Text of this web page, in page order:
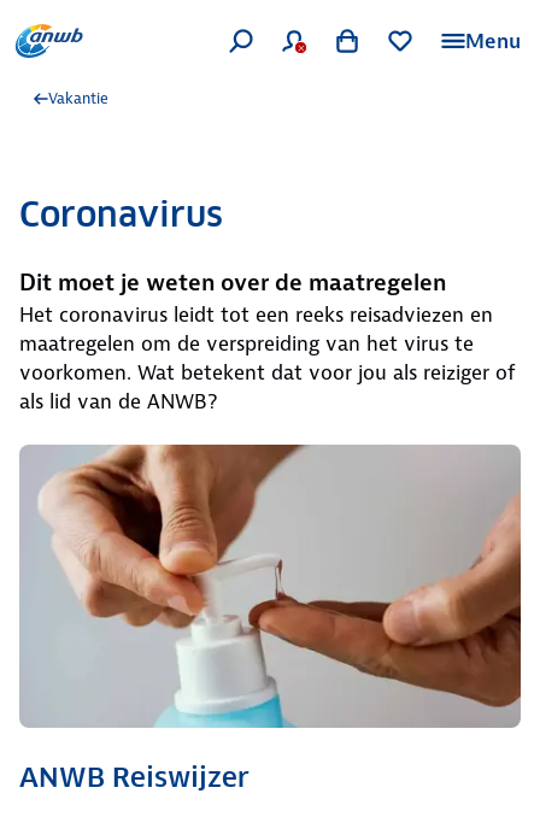
Menu
Vakantie
Coronavirus
Dit moet je weten over de maatregelen
Het coronavirus leidt tot een reeks reisadviezen en
maatregelen om de verspreiding van het virus te
voorkomen. Wat betekent dat voor jou als reiziger of
als lid van de ANWB?
ANWB Reiswijzer